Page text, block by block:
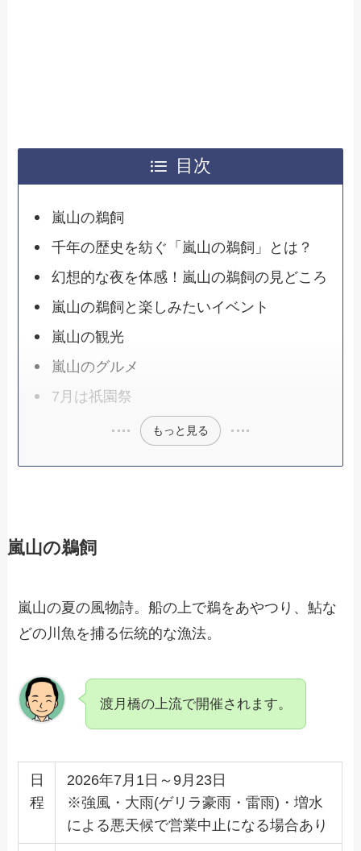
目次
嵐山の鵜飼
千年の歴史を紡ぐ「嵐山の鵜飼」とは？
幻想的な夜を体感！嵐山の鵜飼の見どころ
嵐山の鵜飼と楽しみたいイベント
嵐山の観光
嵐山のグルメ
7月は祇園祭
もっと見る
嵐山の鵜飼
嵐山の夏の風物詩。船の上で鵜をあやつり、鮎な
どの川魚を捕る伝統的な漁法。
渡月橋の上流で開催されます。
日
程
2026年7月1日～9月23日
※強風・大雨(ゲリラ豪雨・雷雨)・増水
による悪天候で営業中止になる場合あり